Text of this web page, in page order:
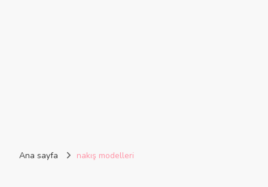
Ana sayfa nakış modelleri